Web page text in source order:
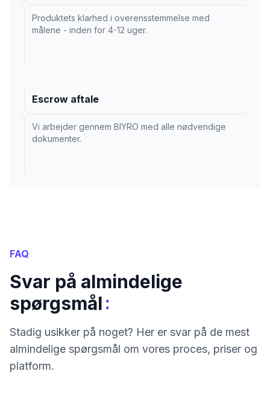
Produktets klarhed i overensstemmelse med
målene - inden for 4-12 uger.
Escrow aftale
Vi arbejder gennem BIYRO med alle nødvendige
dokumenter.
FAQ
Svar på almindelige
spørgsmål:
Stadig usikker på noget? Her er svar på de mest
almindelige spørgsmål om vores proces, priser og
platform.